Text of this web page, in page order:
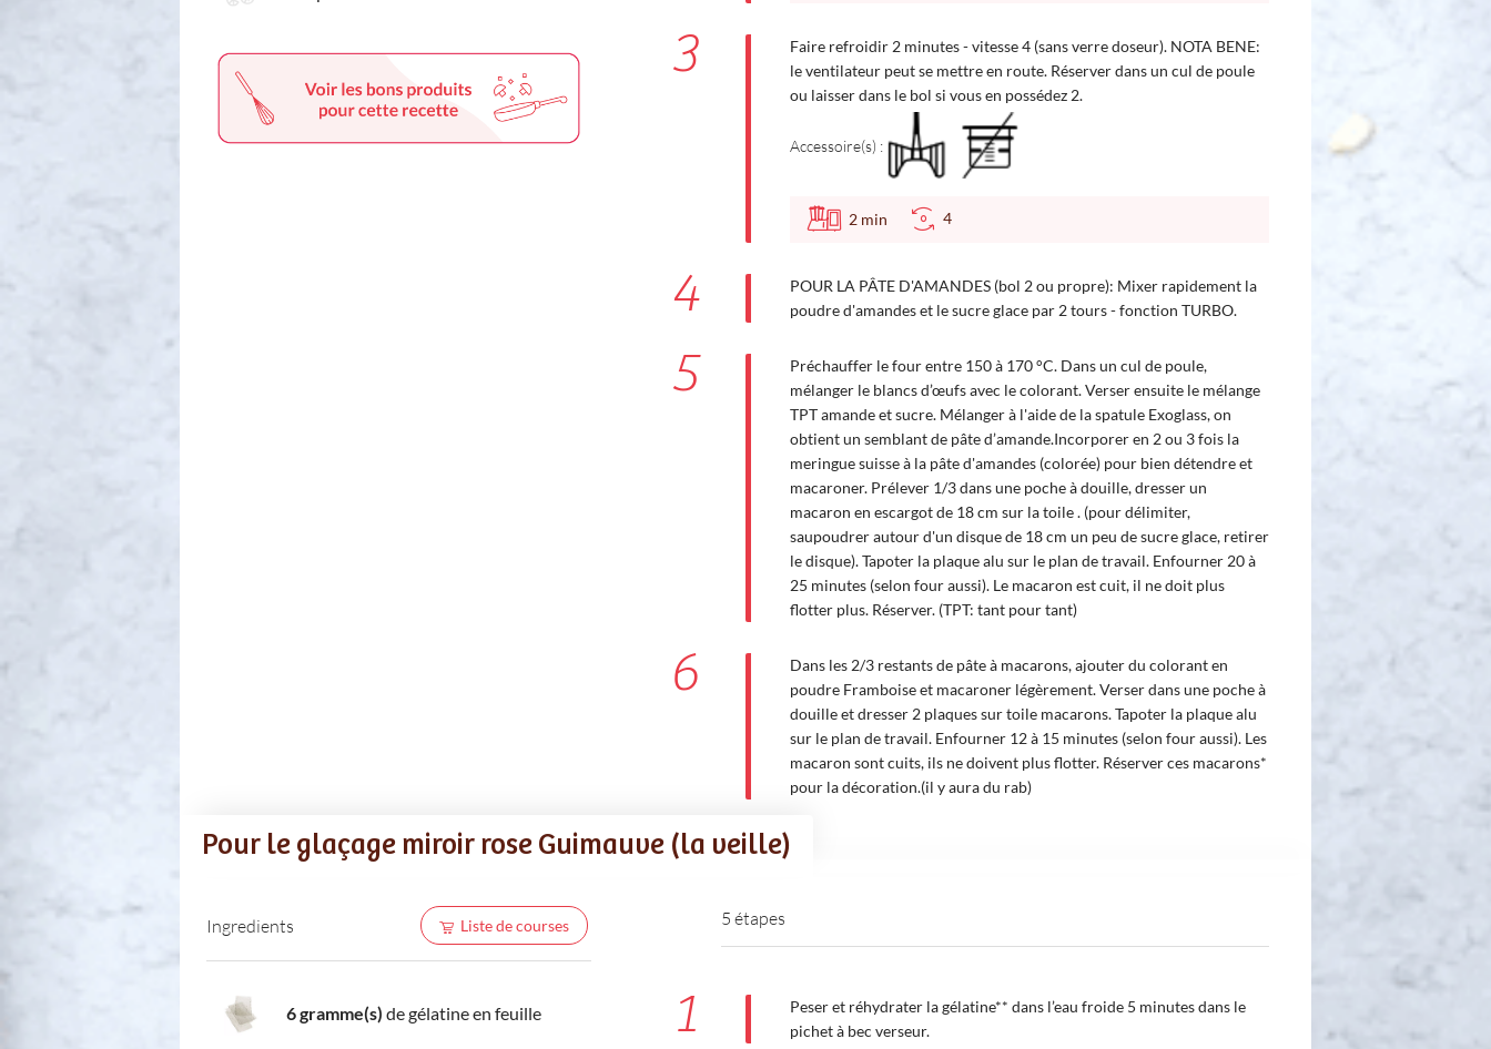
3
Faire refroidir 2 minutes - vitesse 4 (sans verre doseur). NOTA BENE:
le ventilateur peut se mettre en route. Réserver dans un cul de poule
ou laisser dans le bol si vous en possédez 2.
Accessoire(s) :
2 min 4
4
POUR LA PÂTE D'AMANDES (bol 2 ou propre): Mixer rapidement la
poudre d'amandes et le sucre glace par 2 tours - fonction TURBO.
5
Préchauffer le four entre 150 à 170 °C. Dans un cul de poule,
mélanger le blancs d’œufs avec le colorant. Verser ensuite le mélange
TPT amande et sucre. Mélanger à l'aide de la spatule Exoglass, on
obtient un semblant de pâte d’amande.Incorporer en 2 ou 3 fois la
meringue suisse à la pâte d'amandes (colorée) pour bien détendre et
macaroner. Prélever 1/3 dans une poche à douille, dresser un
macaron en escargot de 18 cm sur la toile . (pour délimiter,
saupoudrer autour d'un disque de 18 cm un peu de sucre glace, retirer
le disque). Tapoter la plaque alu sur le plan de travail. Enfourner 20 à
25 minutes (selon four aussi). Le macaron est cuit, il ne doit plus
flotter plus. Réserver. (TPT: tant pour tant)
6
Dans les 2/3 restants de pâte à macarons, ajouter du colorant en
poudre Framboise et macaroner légèrement. Verser dans une poche à
douille et dresser 2 plaques sur toile macarons. Tapoter la plaque alu
sur le plan de travail. Enfourner 12 à 15 minutes (selon four aussi). Les
macaron sont cuits, ils ne doivent plus flotter. Réserver ces macarons*
pour la décoration.(il y aura du rab)
Pour le glaçage miroir rose Guimauve (la veille)
Ingredients Liste de courses
6 gramme(s) de gélatine en feuille
5 étapes
1
Peser et réhydrater la gélatine** dans l’eau froide 5 minutes dans le
pichet à bec verseur.